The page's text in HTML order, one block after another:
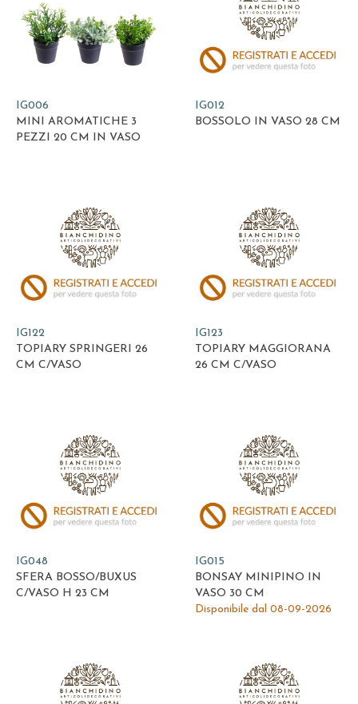
IG006
MINI AROMATICHE 3
PEZZI 20 CM IN VASO
IG012
BOSSOLO IN VASO 28 CM
IG122
TOPIARY SPRINGERI 26
CM C/VASO
IG123
TOPIARY MAGGIORANA
26 CM C/VASO
IG048
SFERA BOSSO/BUXUS
C/VASO H 23 CM
IG015
BONSAY MINIPINO IN
VASO 30 CM
Disponibile dal 08-09-2026